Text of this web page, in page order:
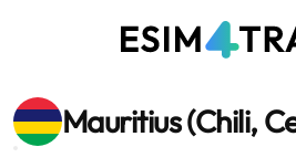
Mauritius (Chili,